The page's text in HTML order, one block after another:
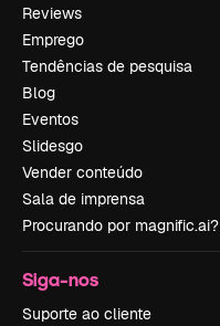
Reviews
Emprego
Tendências de pesquisa
Blog
Eventos
Slidesgo
Vender conteúdo
Sala de imprensa
Procurando por magnific.ai?
Siga-nos
Suporte ao cliente